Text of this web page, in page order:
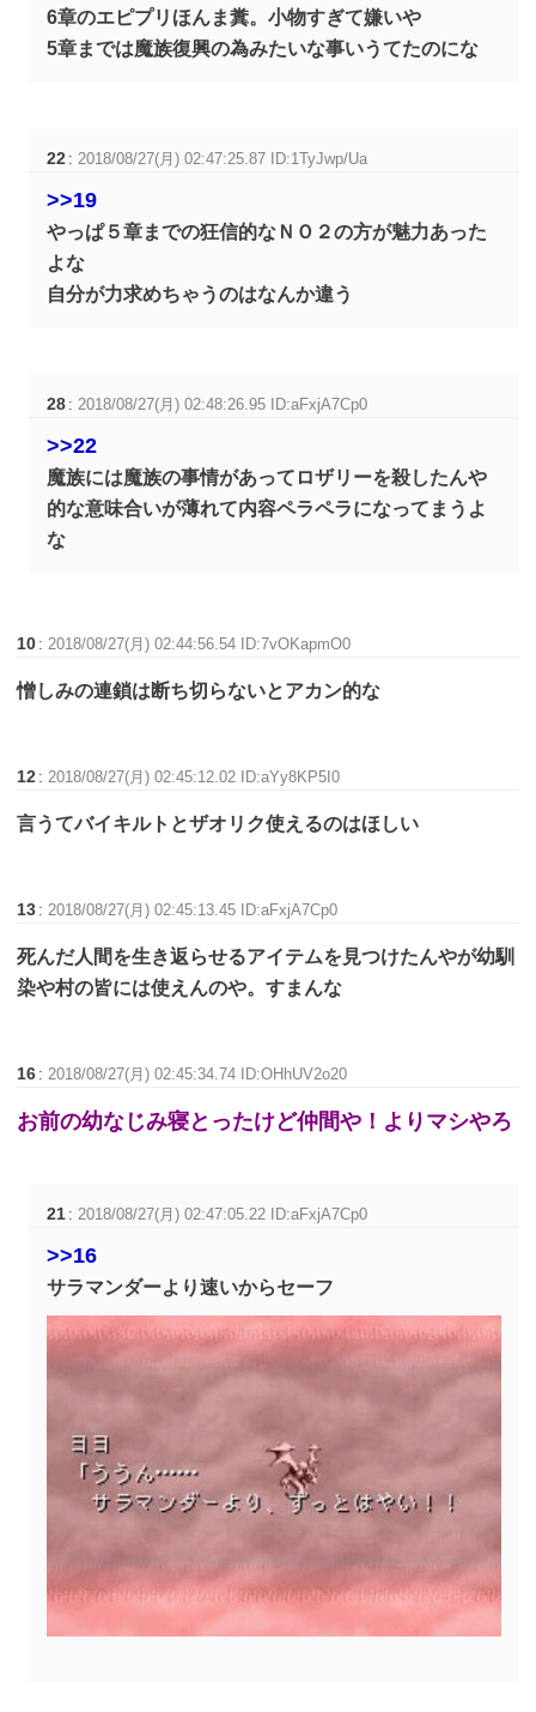
6章のエピプリほんま糞。小物すぎて嫌いや
5章までは魔族復興の為みたいな事いうてたのにな
22 :2018/08/27(月) 02:47:25.87 ID:1TyJwp/Ua
>>19
やっぱ５章までの狂信的なＮＯ２の方が魅力あった
よな
自分が力求めちゃうのはなんか違う
28 :2018/08/27(月) 02:48:26.95 ID:aFxjA7Cp0
>>22
魔族には魔族の事情があってロザリーを殺したんや
的な意味合いが薄れて内容ペラペラになってまうよ
な
10 :2018/08/27(月) 02:44:56.54 ID:7vOKapmO0
憎しみの連鎖は断ち切らないとアカン的な
12 :2018/08/27(月) 02:45:12.02 ID:aYy8KP5I0
言うてバイキルトとザオリク使えるのはほしい
13 :2018/08/27(月) 02:45:13.45 ID:aFxjA7Cp0
死んだ人間を生き返らせるアイテムを見つけたんやが幼馴
染や村の皆には使えんのや。すまんな
16 :2018/08/27(月) 02:45:34.74 ID:OHhUV2o20
お前の幼なじみ寝とったけど仲間や！よりマシやろ
21 :2018/08/27(月) 02:47:05.22 ID:aFxjA7Cp0
>>16
サラマンダーより速いからセーフ